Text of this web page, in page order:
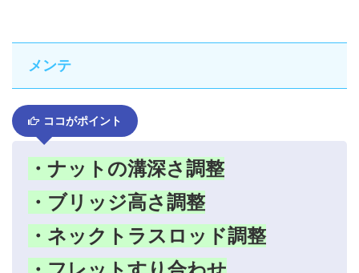
メンテ
ココがポイント
・ナットの溝深さ調整
・ブリッジ高さ調整
・ネックトラスロッド調整